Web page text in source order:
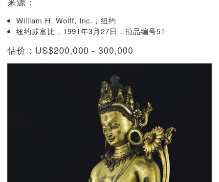
William H. Wolff, Inc.，纽约
纽约苏富比，1991年3月27日，拍品编号51
估价：US$200,000 - 300,000